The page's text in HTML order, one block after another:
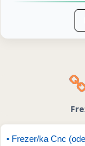
• Frezer/ka Cnc